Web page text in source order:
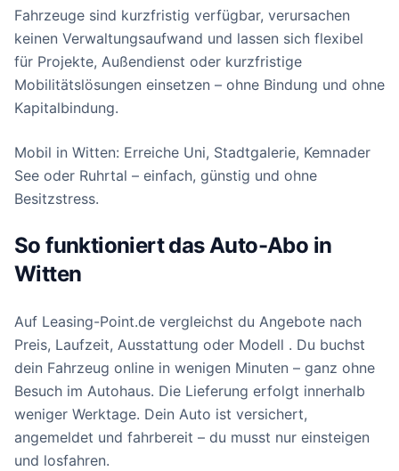
Fahrzeuge sind kurzfristig verfügbar, verursachen
keinen Verwaltungsaufwand und lassen sich flexibel
für Projekte, Außendienst oder kurzfristige
Mobilitätslösungen einsetzen – ohne Bindung und ohne
Kapitalbindung.
Mobil in Witten: Erreiche Uni, Stadtgalerie, Kemnader
See oder Ruhrtal – einfach, günstig und ohne
Besitzstress.
So funktioniert das Auto-Abo in
Witten
Auf Leasing-Point.de vergleichst du Angebote nach
Preis, Laufzeit, Ausstattung oder Modell . Du buchst
dein Fahrzeug online in wenigen Minuten – ganz ohne
Besuch im Autohaus. Die Lieferung erfolgt innerhalb
weniger Werktage. Dein Auto ist versichert,
angemeldet und fahrbereit – du musst nur einsteigen
und losfahren.